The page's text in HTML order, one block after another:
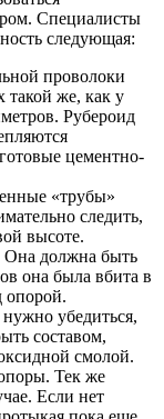
Специалисты
следующая:
проволоки
такой же, как у
Рубероид
цементно-
«трубы»
следить,
высоте.
Она должна быть
она была вбита в
опорой.
убедиться,
составом,
смолой.
Тек же
Если нет